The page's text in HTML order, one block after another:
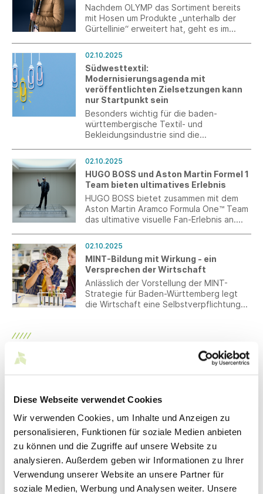
Diese Webseite verwendet Cookies
Wir verwenden Cookies, um Inhalte und Anzeigen zu
personalisieren, Funktionen für soziale Medien anbieten
zu können und die Zugriffe auf unsere Website zu
analysieren. Außerdem geben wir Informationen zu Ihrer
Verwendung unserer Website an unsere Partner für
soziale Medien, Werbung und Analysen weiter. Unsere
Nachdem OLYMP das Sortiment bereits
mit Hosen um Produkte „unterhalb der
Gürtellinie“ erweitert hat, geht es im
entwickelt sich der Hemdenanbieter
immer mehr zur Lifestyle-Modemarke.
02.10.2025
Südwesttextil:
Modernisierungsagenda mit
veröffentlichten Zielsetzungen kann
nur Startpunkt sein
Besonders wichtig für die baden-
württembergische Textil- und
Bekleidungsindustrie sind die
spürbarer und schneller Bürokratieabbau.
Die Agenda muss nun zügig umgesetzt
werden.
02.10.2025
HUGO BOSS und Aston Martin Formel 1
Team bieten ultimatives Erlebnis
HUGO BOSS bietet zusammen mit dem
Aston Martin Aramco Formula One™ Team
das ultimative visuelle Fan-Erlebnis an.
Geschehen versetzen lassen.
02.10.2025
MINT-Bildung mit Wirkung - ein
Versprechen der Wirtschaft
Anlässlich der Vorstellung der MINT-
Strategie für Baden-Württemberg legt
die Wirtschaft eine Selbstverpflichtung
hochwertiges außerschulisches MINT-
Sep 2025
GLAESER Textil übernimmt
Lagerbestände und überschüssige
Waren
GLAESER Textil unterstützt Händler und
Hersteller von Textilien, Bekleidung und
Schuhen bei der Umsetzung des
Vernichtungsverbots ihrer Waren. Zum
Service des Ulmer
Traditionsunternehmens und seiner
29.09.2025
Lieferkettensorgfaltspflichtengesetz: